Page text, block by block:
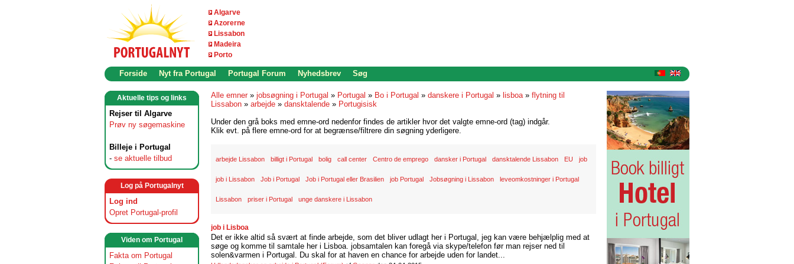
Algarve
Azorerne
Lissabon
Madeira
Porto
Forside Nyt fra Portugal Portugal Forum Nyhedsbrev Søg
Aktuelle tips og links
Rejser til Algarve
Prøv ny søgemaskine
Billeje i Portugal
- se aktuelle tilbud
Log på Portugalnyt
Log ind
Opret Portugal-profil
Viden om Portugal
Fakta om Portugal
Alle emner » jobsøgning i Portugal » Portugal » Bo i Portugal » danskere i Portugal » lisboa» flytning til
Lissabon » arbejde » dansktalende » Portugisisk
Under den grå boks med emne-ord nedenfor findes de artikler hvor det valgte emne-ord (tag) indgår.
Klik evt. på flere emne-ord for at begrænse/filtrere din søgning yderligere.
arbejde Lissabon billigt i Portugal bolig call center Centro de emprego dansker i Portugal dansktalende Lissabon EU job
job i Lissabon Job i Portugal Job i Portugal eller Brasilien job Portugal Jobsøgning i Lissabon leveomkostninger i Portugal
Lissabon priser i Portugal unge danskere i Lissabon
job i Lisboa
Det er ikke altid så svært at finde arbejde, som det bliver udlagt her i Portugal, jeg kan være behjælplig med at
søge og komme til samtale her i Lisboa. jobsamtalen kan foregå via skype/telefon før man rejser ned til
solen&varmen i Portugal. Du skal for at haven en chance for arbejde uden for landet...